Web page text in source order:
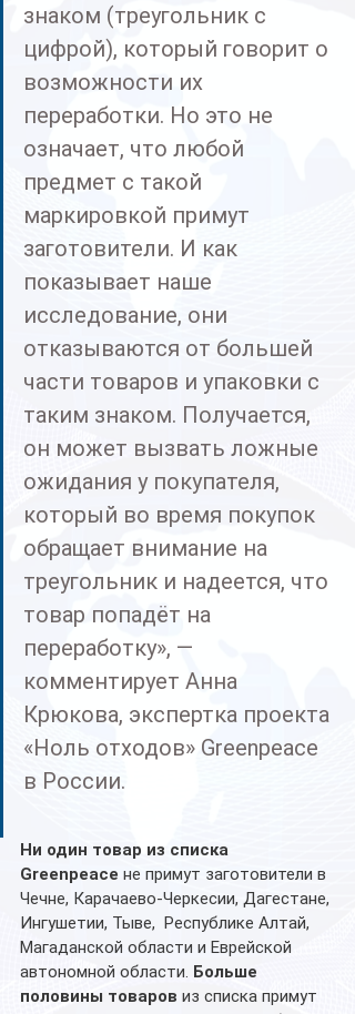
знаком (треугольник с
цифрой), который говорит о
возможности их
переработки. Но это не
означает, что любой
предмет с такой
маркировкой примут
заготовители. И как
показывает наше
исследование, они
отказываются от большей
части товаров и упаковки с
таким знаком. Получается,
он может вызвать ложные
ожидания у покупателя,
который во время покупок
обращает внимание на
треугольник и надеется, что
товар попадёт на
переработку», —
комментирует Анна
Крюкова, экспертка проекта
«Ноль отходов» Greenpeace
в России.
Ни один товар из списка
Greenpeace не примут заготовители в
Чечне, Карачаево-Черкесии, Дагестане,
Ингушетии, Тыве,  Республике Алтай,
Магаданской области и Еврейской
автономной области. Больше
половины товаров из списка примут